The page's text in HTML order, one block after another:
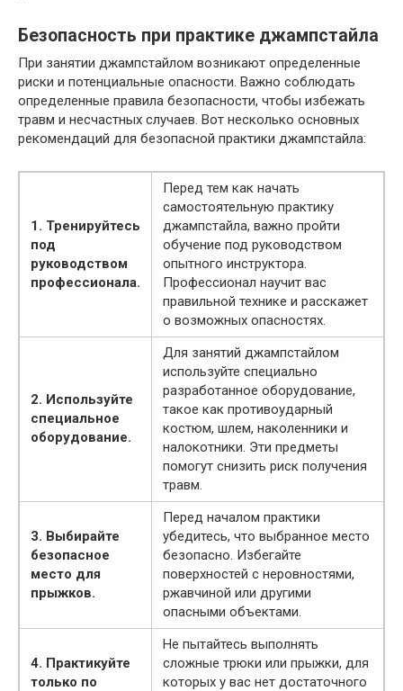
Безопасность при практике джампстайла
При занятии джампстайлом возникают определенные
риски и потенциальные опасности. Важно соблюдать
определенные правила безопасности, чтобы избежать
травм и несчастных случаев. Вот несколько основных
рекомендаций для безопасной практики джампстайла:
1. Тренируйтесь
под
руководством
профессионала.
Перед тем как начать
самостоятельную практику
джампстайла, важно пройти
обучение под руководством
опытного инструктора.
Профессионал научит вас
правильной технике и расскажет
о возможных опасностях.
2. Используйте
специальное
оборудование.
Для занятий джампстайлом
используйте специально
разработанное оборудование,
такое как противоударный
костюм, шлем, наколенники и
налокотники. Эти предметы
помогут снизить риск получения
травм.
3. Выбирайте
безопасное
место для
прыжков.
Перед началом практики
убедитесь, что выбранное место
безопасно. Избегайте
поверхностей с неровностями,
ржавчиной или другими
опасными объектами.
4. Практикуйте
только по
Не пытайтесь выполнять
сложные трюки или прыжки, для
которых у вас нет достаточного